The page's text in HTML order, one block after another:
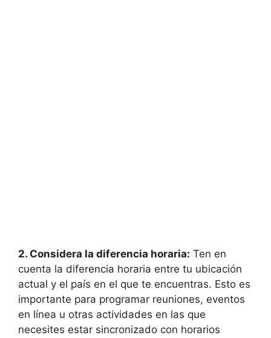
2. Considera la diferencia horaria: Ten en
cuenta la diferencia horaria entre tu ubicación
actual y el país en el que te encuentras. Esto es
importante para programar reuniones, eventos
en línea u otras actividades en las que
necesites estar sincronizado con horarios